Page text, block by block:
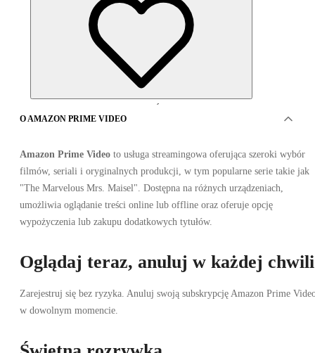
O AMAZON PRIME VIDEO
Amazon Prime Video to usługa streamingowa oferująca szeroki wybór
filmów, seriali i oryginalnych produkcji, w tym popularne serie takie jak
"The Marvelous Mrs. Maisel". Dostępna na różnych urządzeniach,
umożliwia oglądanie treści online lub offline oraz oferuje opcję
wypożyczenia lub zakupu dodatkowych tytułów.
Oglądaj teraz, anuluj w każdej
Zarejestruj się bez ryzyka. Anuluj swoją subskrypcję Amazon Prime
w dowolnym momencie.